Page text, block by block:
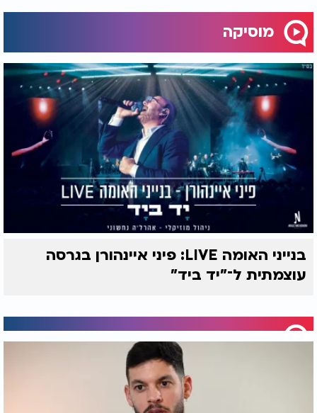
מוסיקה
בנייני האומה LIVE: פיני איינהורן בגרסה
עוצמתית ל־"יד ביד"